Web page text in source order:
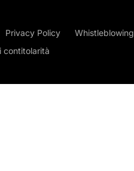
Privacy Policy Whistleblowing
contitolarità